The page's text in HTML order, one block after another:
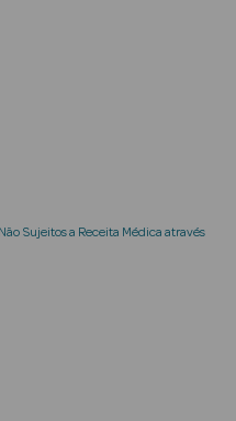
Sujeitos a Receita Médica através